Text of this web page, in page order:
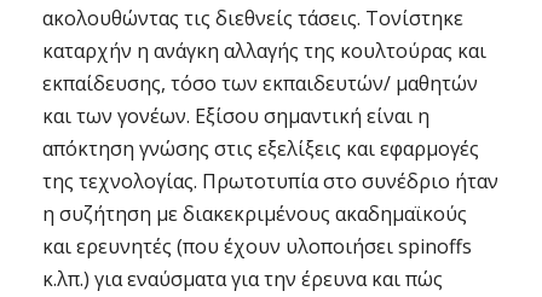
ακολουθώντας τις διεθνείς τάσεις. Τονίστηκε
καταρχήν η ανάγκη αλλαγής της κουλτούρας και
εκπαίδευσης, τόσο των εκπαιδευτών/ μαθητών
και των γονέων. Εξίσου σημαντική είναι η
απόκτηση γνώσης στις εξελίξεις και εφαρμογές
της τεχνολογίας. Πρωτοτυπία στο συνέδριο ήταν
η συζήτηση με διακεκριμένους ακαδημαϊκούς
και ερευνητές (που έχουν υλοποιήσει spinoffs
κ.λπ.) για εναύσματα για την έρευνα και πώς